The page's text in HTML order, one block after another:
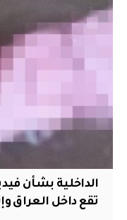
الداخلية بشأن
تقع داخل العراق